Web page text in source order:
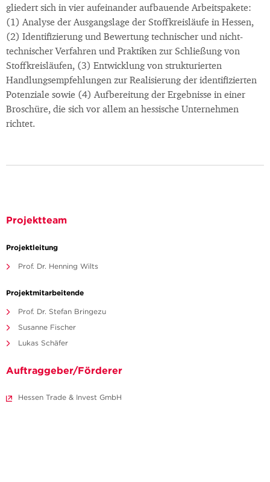
gliedert sich in vier aufeinander aufbauende Arbeitspakete:
(1) Analyse der Ausgangslage der Stoffkreisläufe in Hessen,
(2) Identifizierung und Bewertung technischer und nicht-
technischer Verfahren und Praktiken zur Schließung von
Stoffkreisläufen, (3) Entwicklung von strukturierten
Handlungsempfehlungen zur Realisierung der identifizierten
Potenziale sowie (4) Aufbereitung der Ergebnisse in einer
Broschüre, die sich vor allem an hessische Unternehmen
richtet.
Projektteam
Projektleitung
Prof. Dr. Henning Wilts
Projektmitarbeitende
Prof. Dr. Stefan Bringezu
Susanne Fischer
Lukas Schäfer
Auftraggeber/Förderer
Hessen Trade & Invest GmbH